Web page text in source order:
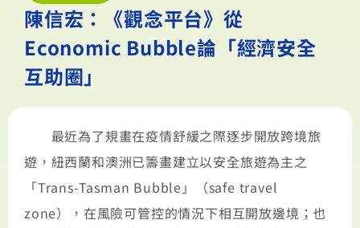
陳信宏：《觀念平台》從
Economic Bubble論「經濟安全
互助圈」
最近為了規畫在疫情舒緩之際逐步開放跨境旅
遊，紐西蘭和澳洲已籌畫建立以安全旅遊為主之
「Trans-Tasman Bubble」（safe travel
zone），在風險可管控的情況下相互開放邊境；也